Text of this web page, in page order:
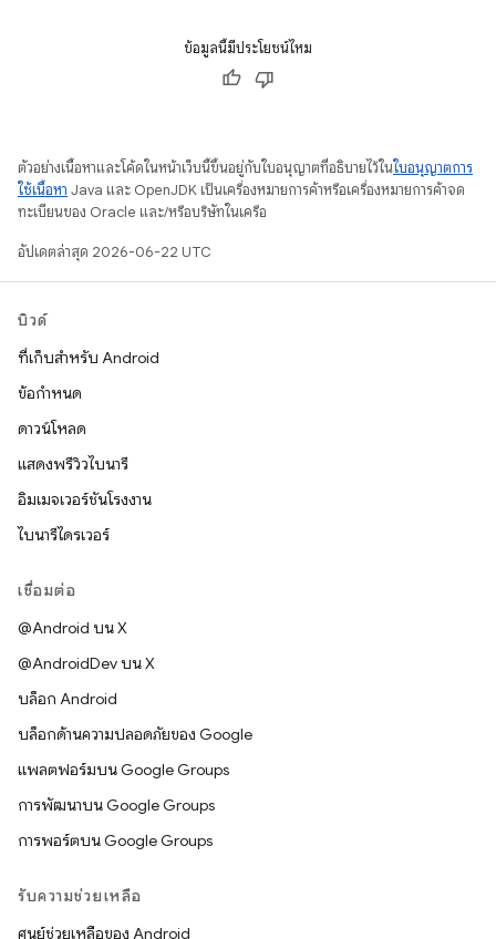
ข้อมูลนี้มีประโยชน์ไหม
ตัวอย่างเนื้อหาและโค้ดในหน้าเว็บนี้ขึ้นอยู่กับใบอนุญาตที่อธิบายไว้ในใบอนุญาตการ
ใช้เนื้อหา Java และ OpenJDK เป็นเครื่องหมายการค้าหรือเครื่องหมายการค้าจด
ทะเบียนของ Oracle และ/หรือบริษัทในเครือ
อัปเดตล่าสุด 2026-06-22 UTC
บิวด์
ที่เก็บสำหรับ Android
ข้อกำหนด
ดาวน์โหลด
แสดงพรีวิวไบนารี
อิมเมจเวอร์ชันโรงงาน
ไบนารีไดรเวอร์
เชื่อมต่อ
@Android บน X
@AndroidDev บน X
บล็อก Android
บล็อกด้านความปลอดภัยของ Google
แพลตฟอร์มบน Google Groups
การพัฒนาบน Google Groups
การพอร์ตบน Google Groups
รับความช่วยเหลือ
ศูนย์ช่วยเหลือของ Android